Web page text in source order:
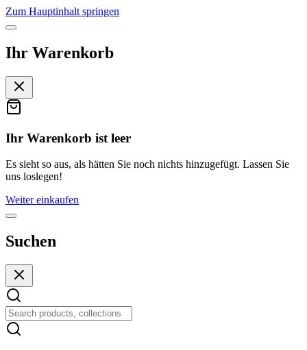
Zum Hauptinhalt springen
Ihr Warenkorb
Ihr Warenkorb ist leer
Es sieht so aus, als hätten Sie noch nichts hinzugefügt. Lassen Sie
uns loslegen!
Weiter einkaufen
Suchen